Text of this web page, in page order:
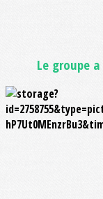
Le groupe a